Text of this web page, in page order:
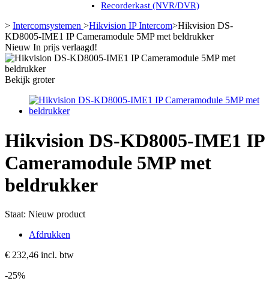
Recorderkast (NVR/DVR)
> Intercomsystemen >Hikvision IP Intercom>Hikvision DS-
KD8005-IME1 IP Cameramodule 5MP met beldrukker
Nieuw In prijs verlaagd!
Bekijk groter
Hikvision DS-KD8005-IME1 IP
Cameramodule 5MP met
beldrukker
Staat: Nieuw product
Afdrukken
€ 232,46 incl. btw
-25%